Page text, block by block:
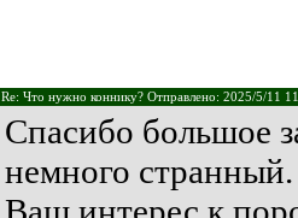
Re: Что нужно коннику? Отправлено: 2025/5/11
Спасибо большое
немного странный.